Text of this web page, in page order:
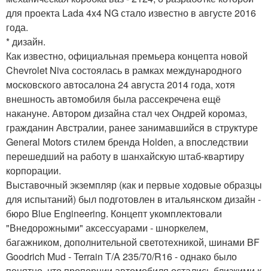
для проекта Lada 4x4 NG стало известно в августе 2016
года.
* дизайн.
Как известно, официальная премьера концепта новой
Chevrolet Niva состоялась в рамках международного
московского автосалона 24 августа 2014 года, хотя
внешность автомобиля была рассекречена ещё
накануне. Автором дизайна стал чех Ондрей коромаз,
гражданин Австралии, ранее занимавшийся в структуре
General Motors стилем бренда Holden, а впоследствии
перешедший на работу в шанхайскую штаб-квартиру
корпорации.
Выставочный экземпляр (как и первые ходовые образцы
для испытаний) был подготовлен в итальянском дизайн -
бюро Blue Engineering. Концепт укомплектовали
"Внедорожными" аксессуарами - шноркелем,
багажником, дополнительной светотехникой, шинами BF
Goodrich Mud - Terrain T/A 235/70/R16 - однако было